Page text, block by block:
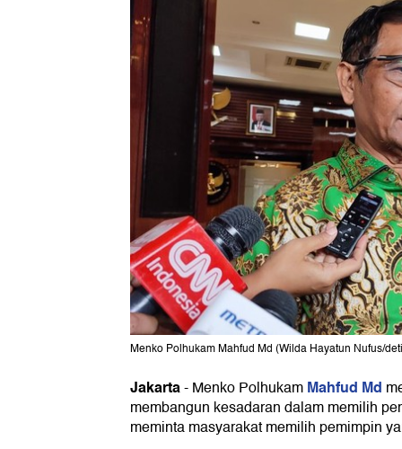
Menko Polhukam Mahfud Md (Wilda Hayatun Nufus/
Jakarta-Menko PolhukamMahfud Md
membangun kesadaran dalam memilih
meminta masyarakat memilih pemimpin